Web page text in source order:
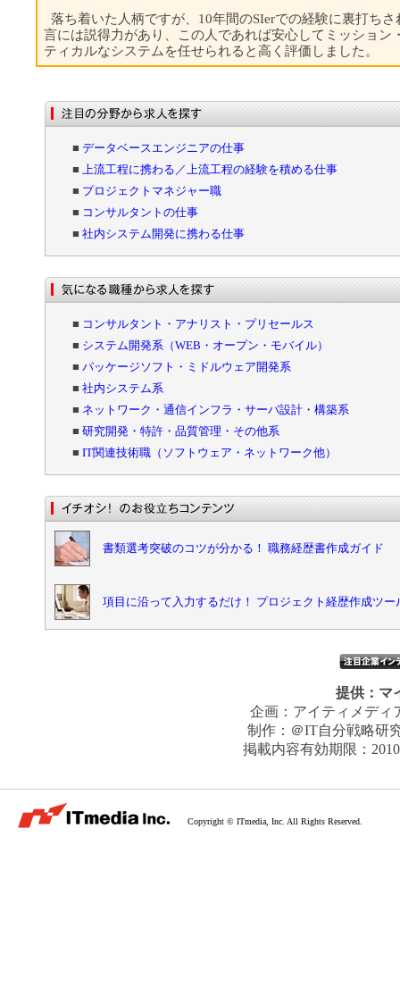
落ち着いた人柄ですが、10年間のSIerでの経験に裏打ちさ
言には説得力があり、この人であれば安心してミッション
ティカルなシステムを任せられると高く評価しました。
■ データベースエンジニアの仕事
■
上流工程に携わる／上流工程の経験を積める仕事
■ プロジェクトマネジャー職
■ コンサルタントの仕事
■ 社内システム開発に携わる仕事
■ コンサルタント・アナリスト・プリセールス
■ システム開発系（WEB・オープン・モバイル）
■ パッケージソフト・ミドルウェア開発系
■ 社内システム系
■ ネットワーク・通信インフラ・サーバ設計・構築系
■ 研究開発・特許・品質管理・その他系
■ IT関連技術職（ソフトウェア・ネットワーク他）
書類選考突破のコツが分かる！ 職務経歴書作成ガイド
項目に沿って入力するだけ！ プロジェクト経歴作成ツー
提供： マ
企画： アイティメディ
制作： ＠IT自分戦略研
掲載内容有効期限：
Copyright © ITmedia, Inc. All Rights Reserved.